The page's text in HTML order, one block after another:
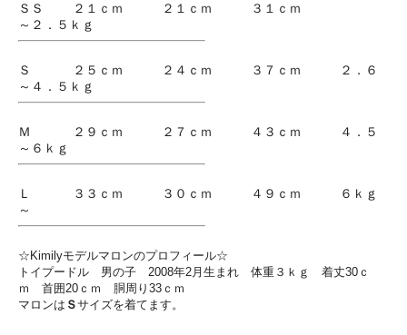
ＳＳ ２１ｃｍ ２１ｃｍ ３１ｃｍ
～２．５ｋｇ
Ｓ ２５ｃｍ ２４ｃｍ ３７ｃｍ ２．６
～４．５ｋｇ
Ｍ ２９ｃｍ ２７ｃｍ ４３ｃｍ ４．５
～６ｋｇ
Ｌ ３３ｃｍ ３０ｃｍ ４９ｃｍ ６ｋｇ
～
☆Kimilyモデルマロンのプロフィール☆
トイプードル 男の子 2008年2月生まれ 体重３ｋｇ 着丈30ｃ
ｍ 首囲20ｃｍ 胴周り33ｃｍ
マロンは Ｓサイズを着てます。